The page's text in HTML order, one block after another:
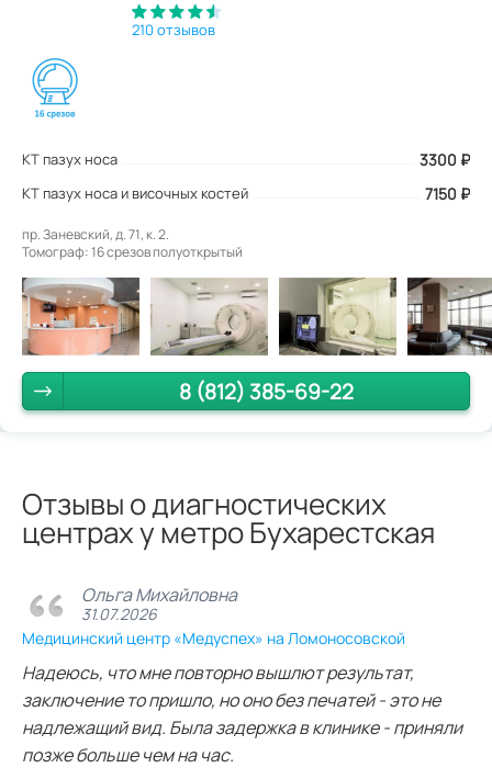
210 отзывов
КТ пазух носа 3300 ₽
КТ пазух носа и височных костей 7150 ₽
пр. Заневский, д. 71, к. 2.
Томограф: 16 срезов полуоткрытый
8 (812) 385-69-22
Отзывы о диагностических
центрах у метро Бухарестская
Ольга Михайловна
31.07.2026
Медицинский центр «Медуспех» на Ломоносовской
Надеюсь, что мне повторно вышлют результат,
заключение то пришло, но оно без печатей - это не
надлежащий вид. Была задержка в клинике - приняли
позже больше чем на час.